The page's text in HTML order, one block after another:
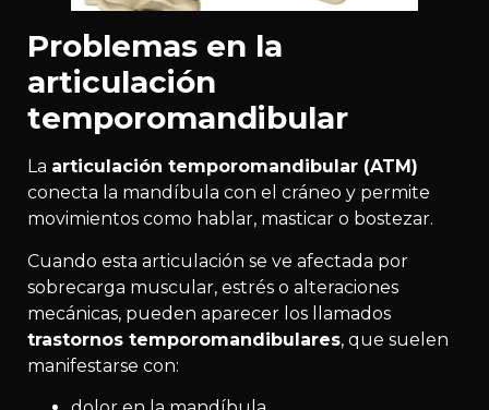
Problemas en la
articulación
temporomandibular
La articulación temporomandibular (ATM)
conecta la mandíbula con el cráneo y permite
movimientos como hablar, masticar o bostezar.
Cuando esta articulación se ve afectada por
sobrecarga muscular, estrés o alteraciones
mecánicas, pueden aparecer los llamados
trastornos temporomandibulares, que suelen
manifestarse con: